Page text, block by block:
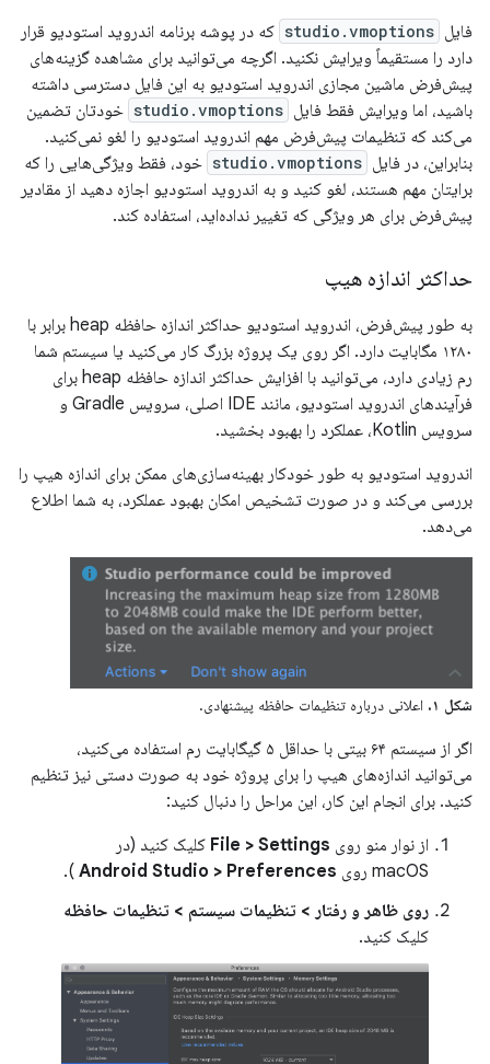
فایل studio.vmoptions که در پوشه برنامه اندروید استودیو قرار
دارد را مستقیماً ویرایش نکنید. اگرچه می‌توانید برای مشاهده گزینه‌های
پیش‌فرض ماشین مجازی اندروید استودیو به این فایل دسترسی داشته
باشید، اما ویرایش فقط فایل studio.vmoptions خودتان تضمین
می‌کند که تنظیمات پیش‌فرض مهم اندروید استودیو را لغو نمی‌کنید.
بنابراین، در فایل studio.vmoptions خود، فقط ویژگی‌هایی را که
برایتان مهم هستند، لغو کنید و به اندروید استودیو اجازه دهید از مقادیر
پیش‌فرض برای هر ویژگی که تغییر نداده‌اید، استفاده کند.
حداکثر اندازه هیپ
به طور پیش‌فرض، اندروید استودیو حداکثر اندازه حافظه heap برابر با
۱۲۸۰ مگابایت دارد. اگر روی یک پروژه بزرگ کار می‌کنید یا سیستم شما
رم زیادی دارد، می‌توانید با افزایش حداکثر اندازه حافظه heap برای
فرآیندهای اندروید استودیو، مانند IDE اصلی، سرویس Gradle و
سرویس Kotlin، عملکرد را بهبود بخشید.
اندروید استودیو به طور خودکار بهینه‌سازی‌های ممکن برای اندازه هیپ را
بررسی می‌کند و در صورت تشخیص امکان بهبود عملکرد، به شما اطلاع
می‌دهد.
شکل ۱. اعلانی درباره تنظیمات حافظه پیشنهادی.
اگر از سیستم ۶۴ بیتی با حداقل ۵ گیگابایت رم استفاده می‌کنید،
می‌توانید اندازه‌های هیپ را برای پروژه خود به صورت دستی نیز تنظیم
کنید. برای انجام این کار، این مراحل را دنبال کنید:
از نوار منو روی File > Settings کلیک کنید (در
macOS روی
Android Studio > Preferences
).
روی ظاهر و رفتار > تنظیمات سیستم > تنظیمات حافظه
کلیک کنید.